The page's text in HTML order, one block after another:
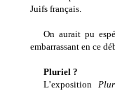
Juifs français.
On aurait pu
embarrassant en ce
Pluriel ?
L’exposition